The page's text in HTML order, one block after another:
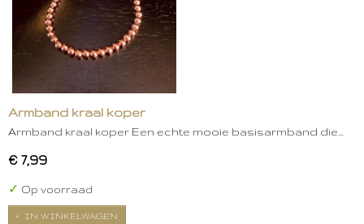
Armband kraal koper
Armband kraal koper Een echte mooie basisarmband die…
€ 7,99
✓ Op voorraad
IN WINKELWAGEN